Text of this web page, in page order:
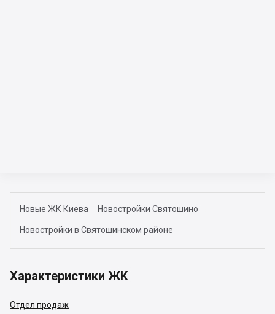
Новые ЖК Киева Новостройки Святошино
Новостройки в Святошинском районе
Характеристики ЖК
Отдел продаж